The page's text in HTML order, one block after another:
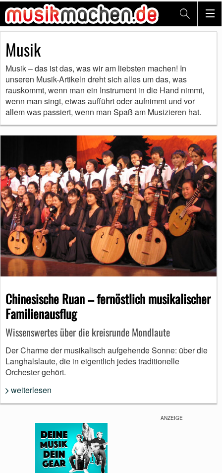
Musik
Musik – das ist das, was wir am liebsten machen! In
unseren Musik-Artikeln dreht sich alles um das, was
rauskommt, wenn man ein Instrument in die Hand nimmt,
wenn man singt, etwas aufführt oder aufnimmt und vor
allem was passiert, wenn man Spaß am Musizieren hat.
Chinesische Ruan – fernöstlich musikalischer
Familienausflug
Wissenswertes über die kreisrunde Mondlaute
Der Charme der musikalisch aufgehende Sonne: über die
Langhalslaute, die in eigentlich jedes traditionelle
Orchester gehört.
weiterlesen